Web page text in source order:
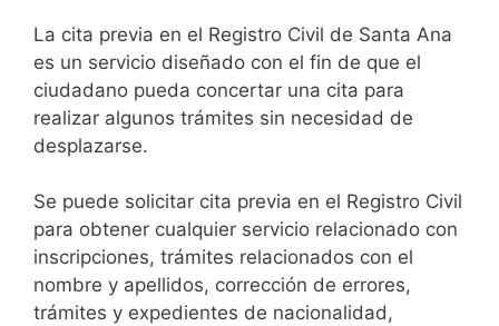
​​​​​​​​​​​​​​​​​​​​​​​​​​​​La cita previa en el Registro Civil de Santa Ana
es un servicio diseñado con el fin de que el
ciudadano pueda concertar una cita para
realizar algunos trámites sin necesidad de
desplazarse.​
Se puede solicitar cita previa en el Registro Civil
para obtener cualquier servicio relacionado con
inscripciones, trámites relacionados con el
nombre y apellidos, corrección de errores,
trámites y expedientes de nacionalidad,